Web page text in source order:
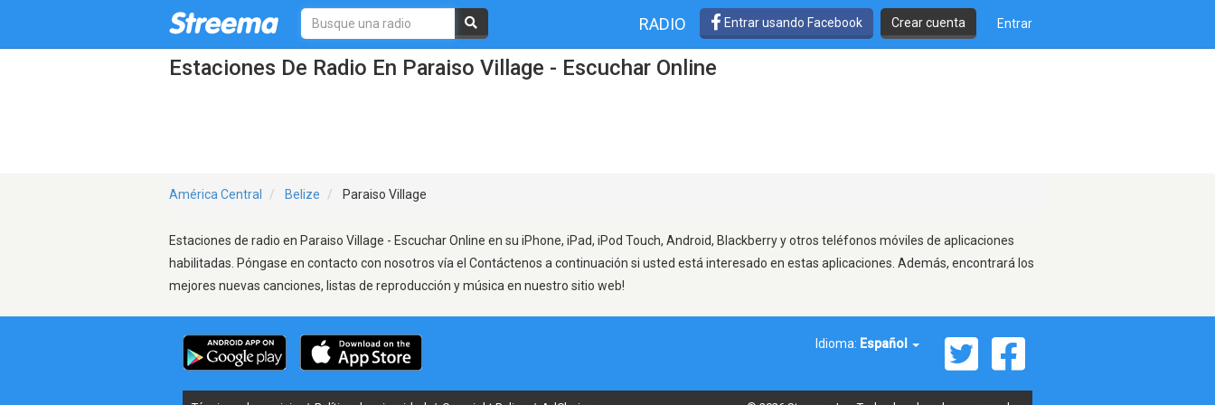
RADIO Entrar usando Facebook Crear cuenta Entrar
Estaciones De Radio En Paraiso Village - Escuchar Online
América Central Belize Paraiso Village
Estaciones de radio en Paraiso Village - Escuchar Online en su iPhone, iPad, iPod Touch, Android, Blackberry y otros teléfonos móviles de aplicaciones
habilitadas. Póngase en contacto con nosotros vía el Contáctenos a continuación si usted está interesado en estas aplicaciones. Además, encontrará los
mejores nuevas canciones, listas de reproducción y música en nuestro sitio web!
Idioma: Español